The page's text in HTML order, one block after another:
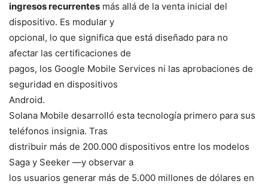
ingresos recurrentes más allá de la venta inicial del
dispositivo. Es modular y
opcional, lo que significa que está diseñado para no
afectar las certificaciones de
pagos, los Google Mobile Services ni las aprobaciones de
seguridad en dispositivos
Android.
Solana Mobile desarrolló esta tecnología primero para sus
teléfonos insignia. Tras
distribuir más de 200.000 dispositivos entre los modelos
Saga y Seeker —y observar a
los usuarios generar más de 5.000 millones de dólares en